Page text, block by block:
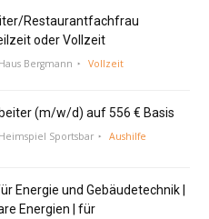
Restaurantfachfrau
oder Vollzeit
Haus Bergmann Vollzeit
(m/w/d) auf 556 € Basis
Heimspiel Sportsbar Aushilfe
Energie und Gebäudetechnik |
Energien | für